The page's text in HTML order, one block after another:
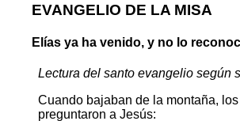
EVANGELIO DE LA MISA
Elías ya ha venido, y no lo
Lectura del santo evangelio según
Cuando bajaban de la montaña,
preguntaron a Jesús: